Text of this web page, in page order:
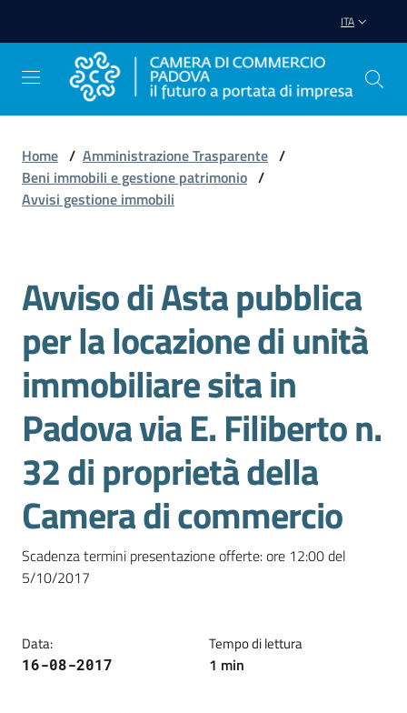
ITA
Avviare
Impresa
Gestire
Impresa
Promuovere
Impresa
e
territorio
Tutelare
Impresa
e
Consumatore
Impresa
Digitale
Home / Amministrazione Trasparente /
Beni immobili e gestione patrimonio /
Avvisi gestione immobili
Salta al contenuto
Avviso di Asta pubblica
per la locazione di unità
immobiliare sita in
Padova via E. Filiberto n.
32 di proprietà della
Camera di commercio
Scadenza termini presentazione offerte: ore 12:00 del
5/10/2017
Data:
16-08-2017
Tempo di lettura
1 min